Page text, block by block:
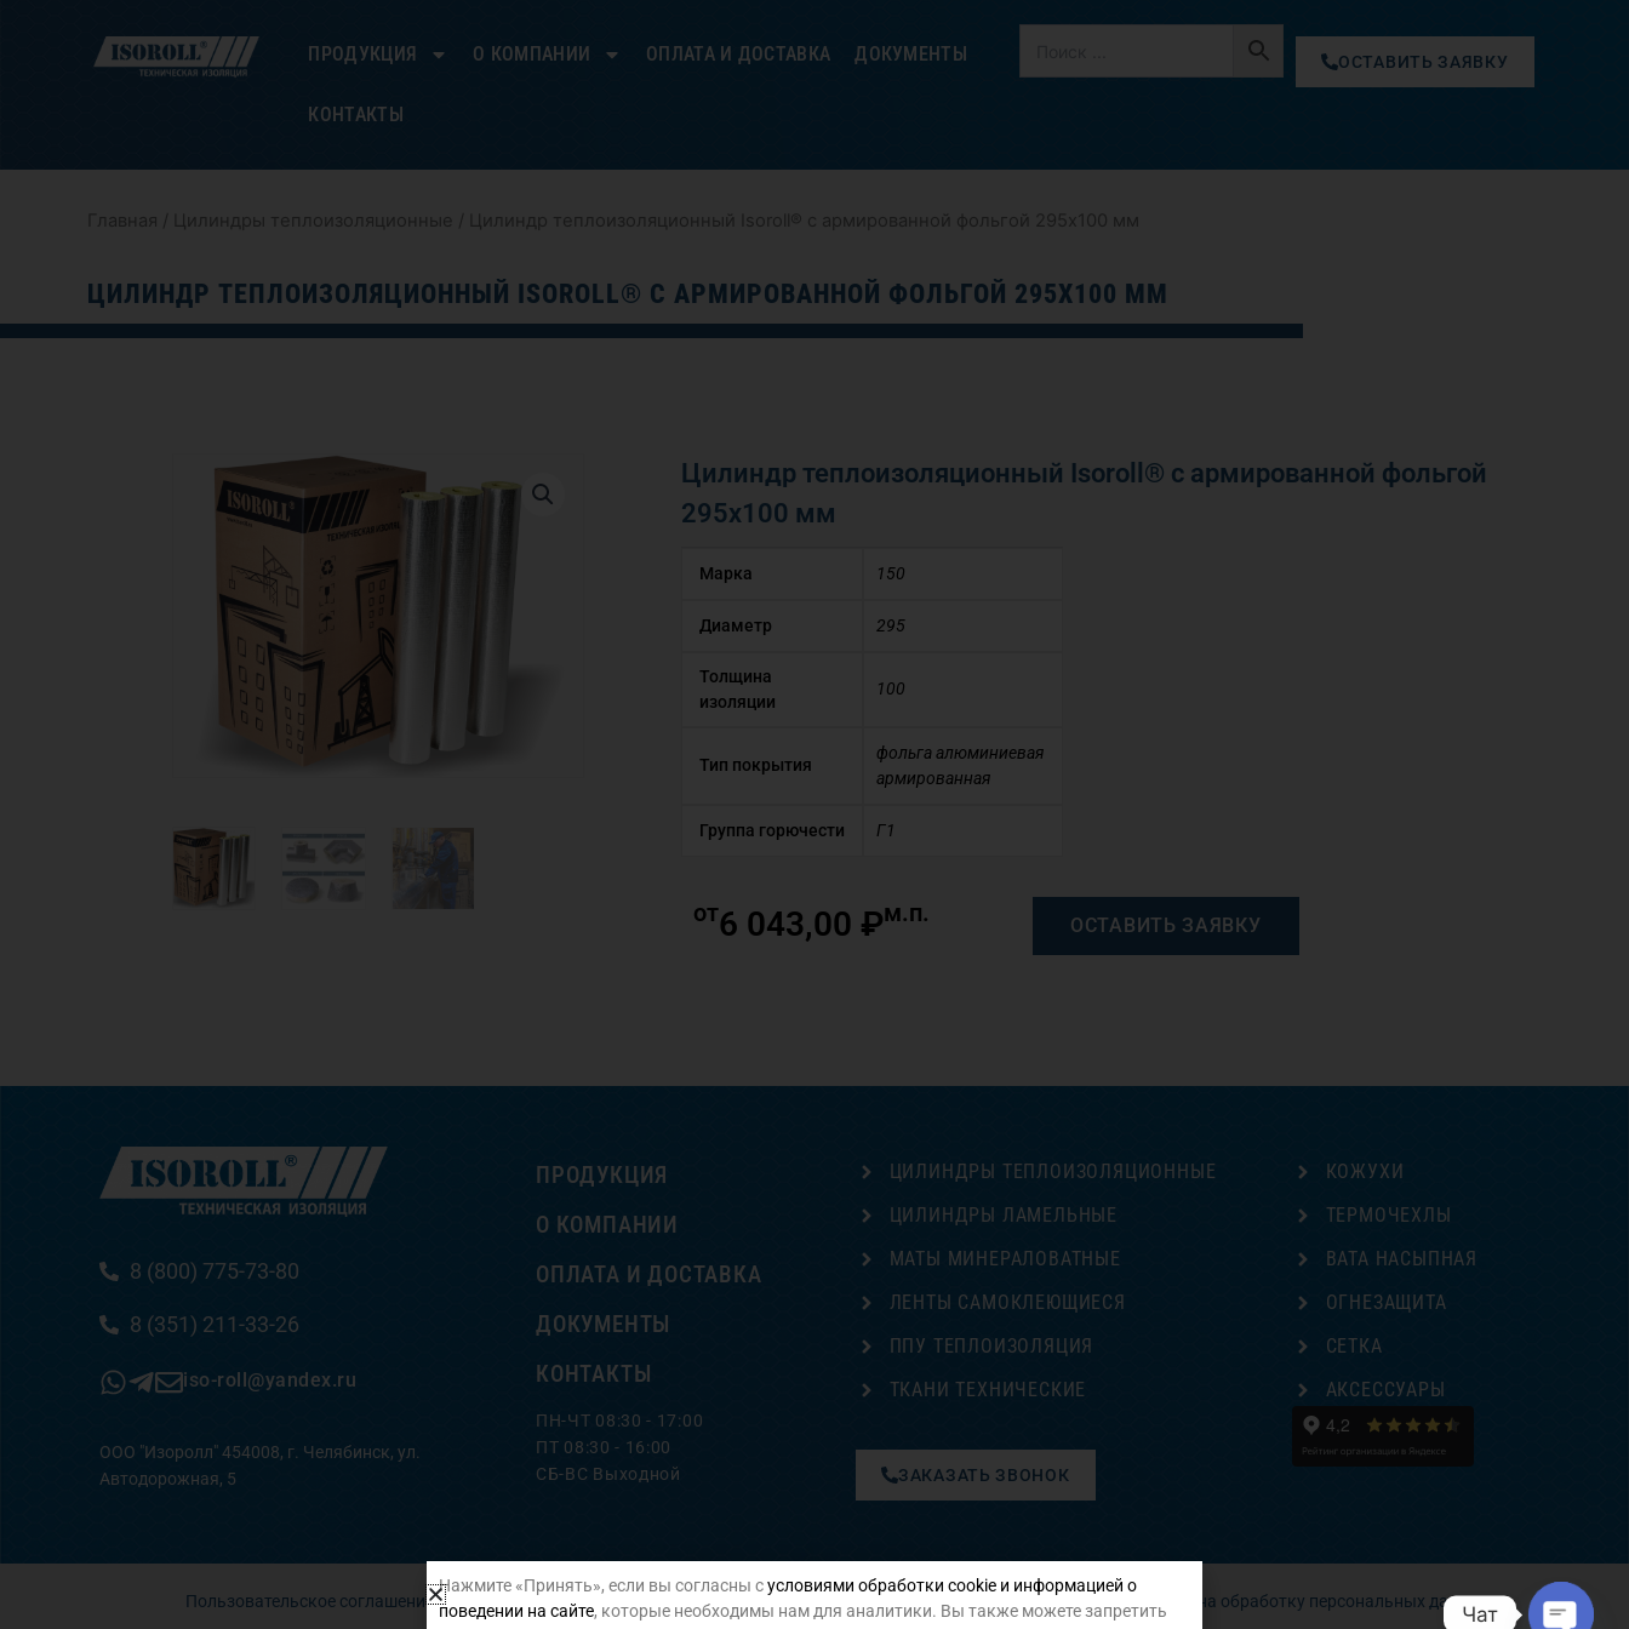
ПРОДУКЦИЯ О КОМПАНИИ ОПЛАТА И ДОСТАВКА ДОКУМЕНТЫ
КОНТАКТЫ
ОСТАВИТЬ ЗАЯВКУ
Главная / Цилиндры теплоизоляционные / Цилиндр теплоизоляционный Isoroll® с армированной фольгой 295х100 мм
ЦИЛИНДР ТЕПЛОИЗОЛЯЦИОННЫЙ ISOROLL® С АРМИРОВАННОЙ ФОЛЬГОЙ 295Х100 ММ
Цилиндр теплоизоляционный Isoroll® с армированной фольгой
295х100 мм
Марка 150
Диаметр 295
Толщина
изоляции
100
Тип покрытия
фольга алюминиевая
армированная
Группа горючести Г1
от6 043,00 ₽м.п. ОСТАВИТЬ ЗАЯВКУ
8 (800) 775-73-80
8 (351) 211-33-26
iso-roll@yandex.ru
ООО "Изоролл" 454008, г. Челябинск, ул.
Автодорожная, 5
ПРОДУКЦИЯ
О КОМПАНИИ
ОПЛАТА И ДОСТАВКА
ДОКУМЕНТЫ
КОНТАКТЫ
ПН-ЧТ 08:30 - 17:00
ПТ 08:30 - 16:00
СБ-ВС Выходной
ЦИЛИНДРЫ ТЕПЛОИЗОЛЯЦИОННЫЕ
ЦИЛИНДРЫ ЛАМЕЛЬНЫЕ
МАТЫ МИНЕРАЛОВАТНЫЕ
ЛЕНТЫ САМОКЛЕЮЩИЕСЯ
ППУ ТЕПЛОИЗОЛЯЦИЯ
ТКАНИ ТЕХНИЧЕСКИЕ
ЗАКАЗАТЬ ЗВОНОК
КОЖУХИ
ТЕРМОЧЕХЛЫ
ВАТА НАСЫПНАЯ
ОГНЕЗАЩИТА
СЕТКА
АКСЕССУАРЫ
Пользовательское соглашение Политика конфиденциальности Согласие на обработку персональных данных
Нажмите «Принять», если вы согласны сусловиями обработки cookie и информацией о
поведении на сайте, которые необходимы нам для аналитики. Вы также можете запретить
Чат